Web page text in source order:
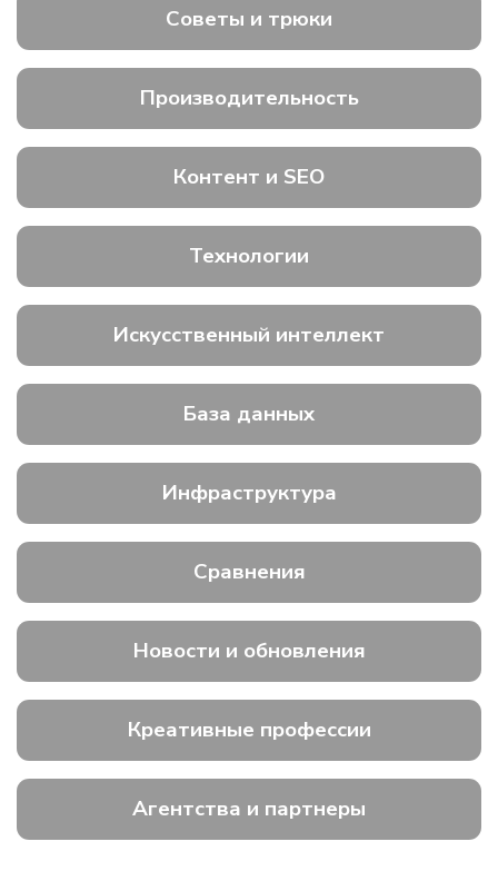
Советы и трюки
Производительность
Контент и SEO
Технологии
Искусственный интеллект
База данных
Инфраструктура
Сравнения
Новости и обновления
Креативные профессии
Агентства и партнеры